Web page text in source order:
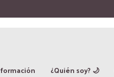
¿Quién soy? 🌙